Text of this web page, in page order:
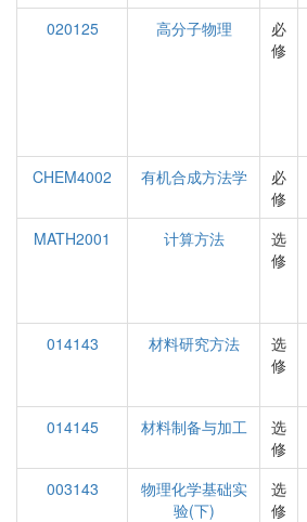
020125
高分子物理
必
修
CHEM4002
有机合成方法学
必
修
MATH2001
计算方法
选
修
014143
材料研究方法
选
修
014145 材料制备与加工
选
修
003143
物理化学基础实
验(下)
选
修